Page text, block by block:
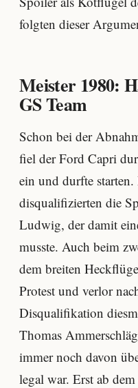
folgten dieser
Meister 1980:
GS Team
Schon bei der
fiel der Ford Capri
ein und durfte
disqualifizierten die
Ludwig, der damit
musste. Auch beim
dem breiten
Protest und verlor
Disqualifikation
Thomas
immer noch davon
legal war. Erst ab